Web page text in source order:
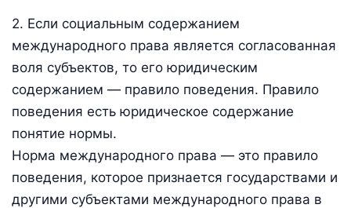
2. Если социальным содержанием
международного права является согласованная
воля субъектов, то его юридическим
содержанием — правило поведения. Правило
поведения есть юридическое содержание
понятие нормы.
Норма международного права — это правило
поведения, которое признается государствами и
другими субъектами международного права в